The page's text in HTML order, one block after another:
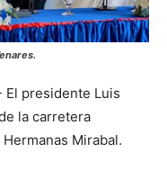
El presidente Luis
la carretera
Mirabal.